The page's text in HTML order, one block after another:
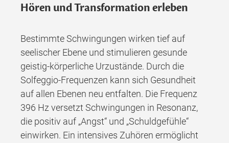
Hören und Transformation erleben
Bestimmte Schwingungen wirken tief auf
seelischer Ebene und stimulieren gesunde
geistig-körperliche Urzustände. Durch die
Solfeggio-Frequenzen kann sich Gesundheit
auf allen Ebenen neu entfalten. Die Frequenz
396 Hz versetzt Schwingungen in Resonanz,
die positiv auf „Angst“ und „Schuldgefühle“
einwirken. Ein intensives Zuhören ermöglicht